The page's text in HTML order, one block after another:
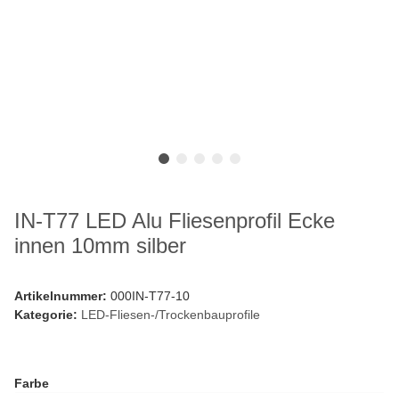
IN-T77 LED Alu Fliesenprofil Ecke
innen 10mm silber
Artikelnummer: 000IN-T77-10
Kategorie: LED-Fliesen-/Trockenbauprofile
Farbe